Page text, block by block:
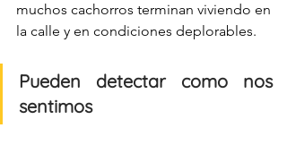
muchos cachorros terminan viviendo en
la calle y en condiciones deplorables.
Pueden detectar como nos
sentimos